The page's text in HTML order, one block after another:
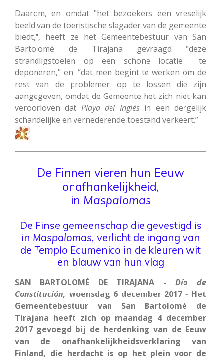
Daarom, en omdat "het bezoekers een vreselijk
beeld van de toeristische slagader van de gemeente
biedt,", heeft ze het Gemeentebestuur van San
Bartolomé de Tirajana gevraagd "deze
strandligstoelen op een schone locatie te
deponeren," en, “dat men begint te werken om de
rest van de problemen op te lossen die zijn
aangegeven, omdat de Gemeente het zich niet kan
veroorloven dat Playa del Inglésin een dergelijk
schandelijke en vernederende toestand verkeert.”
De Finnen vieren hun Eeuw
onafhankelijkheid,
in Maspalomas
De Finse gemeenschap die gevestigd is
in Maspalomas, verlicht de ingang van
de Templo Ecumenico in de kleuren wit
en blauw van hun vlag
SAN BARTOLOMÉ DE TIRAJANA - Día de
Constitución, woensdag 6 december 2017- Het
Gemeentebestuur van San Bartolomé de
Tirajana heeft zich op maandag 4 december
2017 gevoegd bij de herdenking van de Eeuw
van de onafhankelijkheidsverklaring van
Finland, die herdacht is op het plein voor de